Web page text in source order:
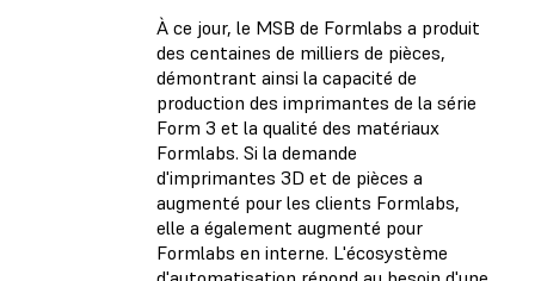
À ce jour, le MSB de Formlabs a produit
des centaines de milliers de pièces,
démontrant ainsi la capacité de
production des imprimantes de la série
Form 3 et la qualité des matériaux
Formlabs. Si la demande
d'imprimantes 3D et de pièces a
augmenté pour les clients Formlabs,
elle a également augmenté pour
Formlabs en interne. L'écosystème